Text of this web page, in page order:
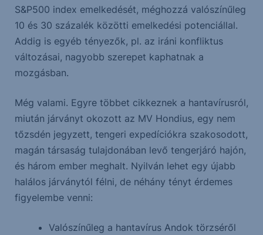
S&P500 index emelkedését, méghozzá valószínűleg
10 és 30 százalék közötti emelkedési potenciállal.
Addig is egyéb tényezők, pl. az iráni konfliktus
változásai, nagyobb szerepet kaphatnak a
mozgásban.
Még valami. Egyre többet cikkeznek a hantavírusról,
miután járványt okozott az MV Hondius, egy nem
tőzsdén jegyzett, tengeri expedíciókra szakosodott,
magán társaság tulajdonában levő tengerjáró hajón,
és három ember meghalt. Nyilván lehet egy újabb
halálos járványtól félni, de néhány tényt érdemes
figyelembe venni:
Valószínűleg a hantavírus Andok törzséről